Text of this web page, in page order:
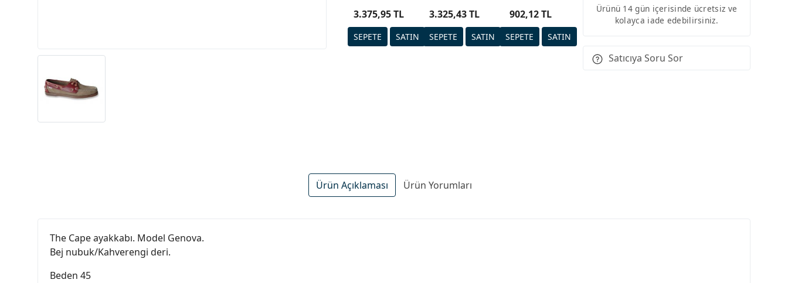
ayakkabısı
3.375,95 TL
3.325,43 TL
902,12 TL
Ürünü 14 gün içerisinde ücretsiz ve
kolayca iade edebilirsiniz.
Satıcıya Soru Sor
Ürün Açıklaması Ürün Yorumları
The Cape ayakkabı. Model Genova.
Bej nubuk/Kahverengi deri.
Beden 45